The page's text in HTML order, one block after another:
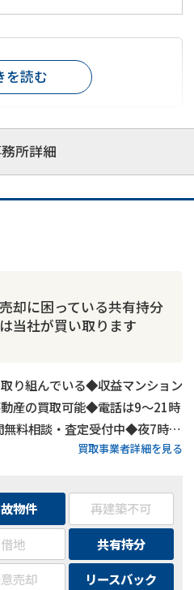
所詳細
ン面談可能
レスポンスが早い
上の買取可
を読む
売却に困っている共有持分
は当社が買い取ります
り組んでいる◆収益マンション
産の買取可能◆電話は9～21時
無料相談・査定受付中◆夜7時以
買取事業者詳細を見る
物件
再建築不可
借地
共有持分
売却 リースバック